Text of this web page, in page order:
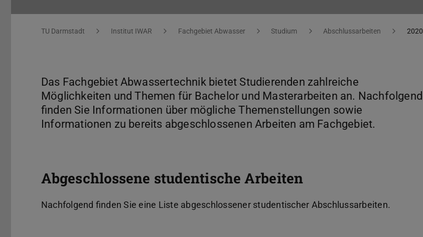
Sie befinden sich hier:
TU Darmstadt Institut IWAR Fachgebiet Abwasser Studium Abschlussarbeiten 2020
Das Fachgebiet Abwassertechnik bietet Studierenden zahlreiche
Möglichkeiten und Themen für Bachelor und Masterarbeiten an. Nachfolgend
finden Sie Informationen über mögliche Themenstellungen sowie
Informationen zu bereits abgeschlossenen Arbeiten am Fachgebiet.
Abgeschlossene studentische Arbeiten
Nachfolgend finden Sie eine Liste abgeschlossener studentischer Abschlussarbeiten.